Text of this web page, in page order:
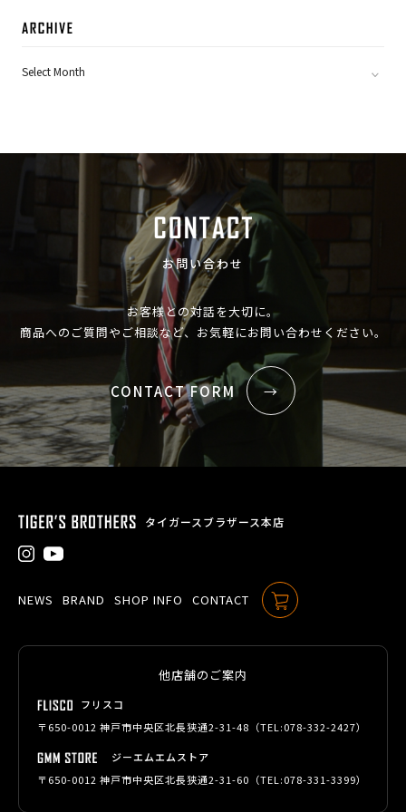
お問い合わせ
お客様との対話を大切に。
商品へのご質問やご相談など、お気軽にお問い合わせください。
CONTACT FORM
タイガースブラザース本店
NEWS BRAND SHOP INFO CONTACT ONLINE SHOP
他店舗のご案内
フリスコ
〒650-0012 神戸市中央区北長狭通2-31-48（TEL:078-332-2427）
ジーエムエムストア
〒650-0012 神戸市中央区北長狭通2-31-60（TEL:078-331-3399）